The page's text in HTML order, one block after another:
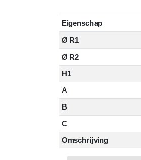
Eigenschap
Ø R1
Ø R2
H1
A
B
C
Omschrijving